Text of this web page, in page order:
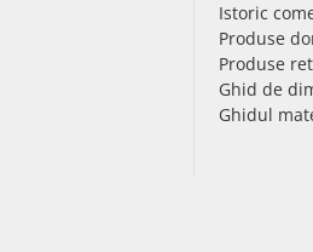
Istoric
Produse
Produse
Ghid de
Ghidul